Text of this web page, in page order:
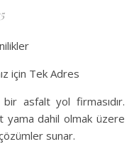
için Tek Adres
asfalt yol firmasıdır.
yama dahil olmak üzere
sunar.